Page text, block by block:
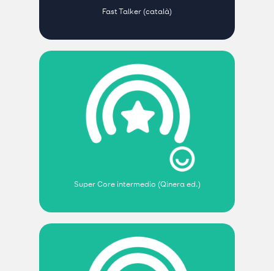
Fast Talker (català)
Super Core intermedio (Qinera ed.)